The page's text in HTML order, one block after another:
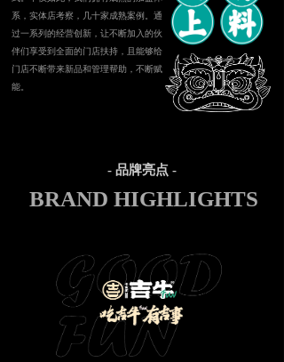
系，实体店考察，几十家成熟案例。通
过一系列的经营创新，让不断加入的伙
伴们享受到全面的门店扶持，且能够给
门店不断带来新品和管理帮助，不断赋
能。
- 品牌亮点 -
BRAND HIGHLIGHTS